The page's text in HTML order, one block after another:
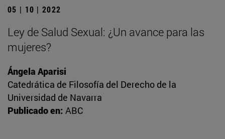
05 | 10 | 2022
Ley de Salud Sexual: ¿Un avance para las
mujeres?
Ángela Aparisi
Catedrática de Filosofía del Derecho de la
Universidad de Navarra
Publicado en: ABC